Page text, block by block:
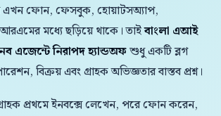
ফোন, ফেসবুক, হোয়াটসঅ্যাপ,
মধ্যে ছড়িয়ে থাকে। তাইবাংলা এআই
এজেন্টে নিরাপদ হ্যান্ডঅফশুধু একটি ব্লগ
বিক্রয় এবং গ্রাহক অভিজ্ঞতার বাস্তব প্রশ্ন।
প্রথমে ইনবক্সে লেখেন, পরে ফোন করেন,